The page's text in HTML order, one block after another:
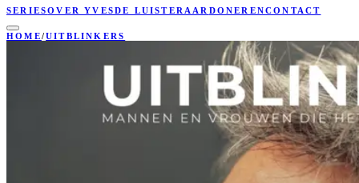
SERIESOVER YVESDE LUISTERAAR DONERENCONTACT
HOME/UITBLINKERS